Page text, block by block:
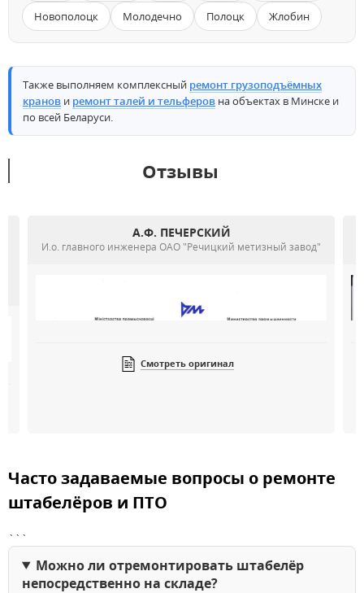
Новополоцк
Молодечно Полоцк Жлобин
Также выполняем комплексный ремонт грузоподъёмных
кранов и ремонт талей и тельферов на объектах в Минске и
по всей Беларуси.
Отзывы
А.Ф. ПЕЧЕРСКИЙ
И.о. главного инженера ОАО "Речицкий метизный завод"
Смотреть оригинал
Часто задаваемые вопросы о ремонте
штабелёров и ПТО
```
Можно ли отремонтировать штабелёр
непосредственно на складе?